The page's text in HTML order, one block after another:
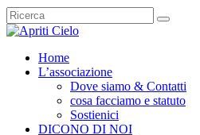
Home
L’associazione
Dove siamo & Contatti
cosa facciamo e statuto
Sostienici
DICONO DI NOI